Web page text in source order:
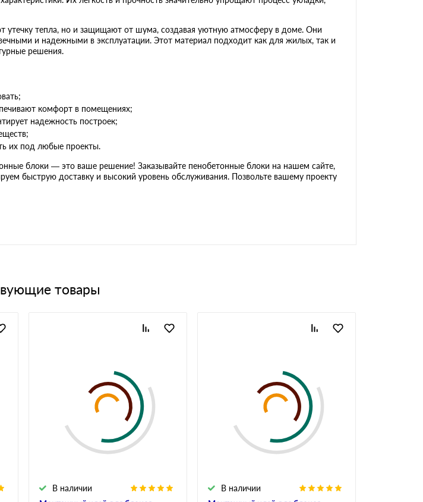
утечку тепла, но и защищают от шума, создавая уютную атмосферу в доме. Они
и надежными в эксплуатации. Этот материал подходит как для жилых, так и
решения.
комфорт в помещениях;
надежность построек;
их под любые проекты.
блоки — это ваше решение! Заказывайте пенобетонные блоки на нашем сайте,
быструю доставку и высокий уровень обслуживания. Позвольте вашему проекту
товары
В наличии В наличии